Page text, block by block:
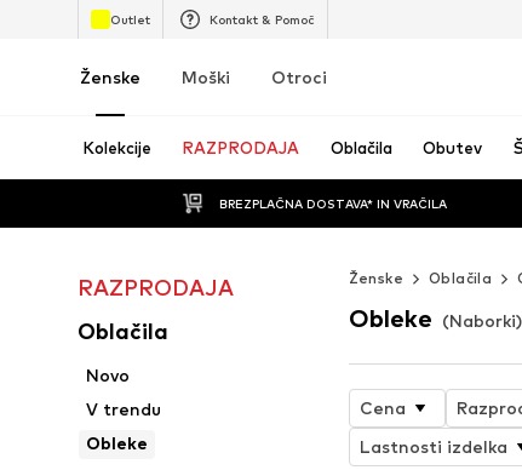
Outlet Kontakt & Pomoč
Ženske Moški Otroci
Kolekcije RAZPRODAJA Oblačila Obutev
BREZPLAČNA DOSTAVA* IN VRAČILA
RAZPRODAJA
Oblačila
Novo
V trendu
Obleke
Ženske Oblačila
Obleke
Cena
Lastnosti izdelka